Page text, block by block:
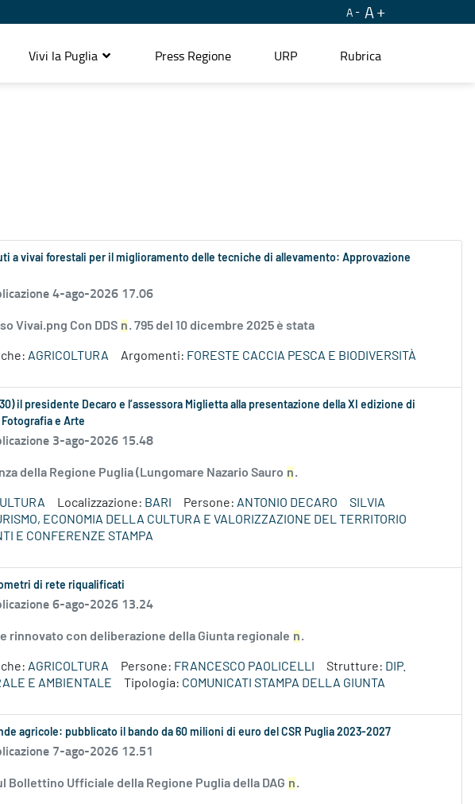
A A
Vivi la Puglia Press Regione URP Rubrica
a vivai forestali per il miglioramento delle tecniche di allevamento: Approvazione
4-ago-2026 17.06
Vivai.png Con DDS n. 795 del 10 dicembre 2025 è stata
AGRICOLTURA Argomenti: FORESTE CACCIA PESCA E BIODIVERSITÀ
il presidente Decaro e l’assessora Miglietta alla presentazione della XI edizione di
Fotografia e Arte
3-ago-2026 15.48
della Regione Puglia (Lungomare Nazario Sauro n.
Localizzazione: BARI Persone: ANTONIO DECARO
SILVIA
ECONOMIA DELLA CULTURA E VALORIZZAZIONE DEL TERRITORIO
E CONFERENZE STAMPA
di rete riqualificati
6-ago-2026 13.24
rinnovato con deliberazione della Giunta regionale n.
AGRICOLTURA Persone: FRANCESCO PAOLICELLI Strutture: DIP.
E AMBIENTALE
Tipologia: COMUNICATI STAMPA DELLA GIUNTA
agricole: pubblicato il bando da 60 milioni di euro del CSR Puglia 2023-2027
7-ago-2026 12.51
Bollettino Ufficiale della Regione Puglia della DAG n.